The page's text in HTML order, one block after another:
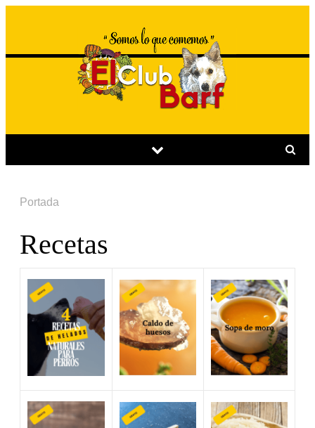
Portada
Recetas